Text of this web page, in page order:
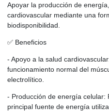
Apoyar la producción de
cardiovascular mediante una
biodisponibilidad.
✅ Beneficios
- Apoyo a la salud
funcionamiento normal del
electrolítico.
- Producción de energía celular:
principal fuente de energía